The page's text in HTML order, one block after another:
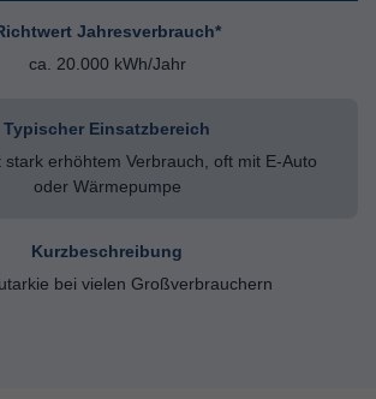
Jahresverbrauch*
ca. 20.000 kWh/Jahr
Typischer Einsatzbereich
stark erhöhtem Verbrauch, oft mit E-Auto
oder Wärmepumpe
Kurzbeschreibung
bei vielen Großverbrauchern